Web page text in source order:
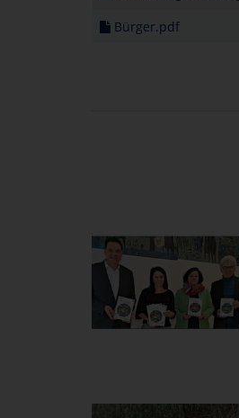
Bürger.pdf